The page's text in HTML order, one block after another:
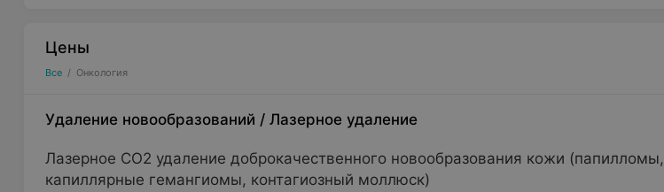
Цены
Все / Онкология
Удаление новообразований /Лазерное удаление
Лазерное СО2 удаление доброкачественного новообразования кожи (папилломы,
капиллярные гемангиомы, контагиозный моллюск)